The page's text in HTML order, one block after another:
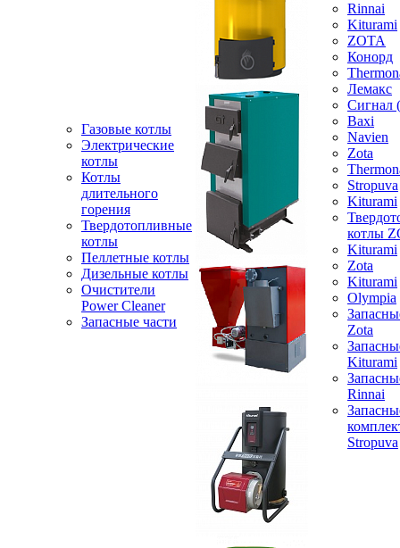
Газовые котлы
Электрические
котлы
Котлы
длительного
горения
Твердотопливные
котлы
Пеллетные котлы
Дизельные котлы
Очистители
Power Cleaner
Запасные части
Rinnai
Kiturami
ZOTA
Конорд
Лемакс
Baxi
Navien
Zota
Stropuva
Kiturami
котлы
Kiturami
Zota
Kiturami
Olympia
Zota
Kiturami
Rinnai
Stropuva